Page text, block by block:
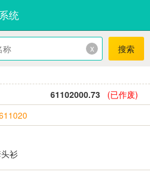
统
x 搜索
61102000.73
(已作废)
衫